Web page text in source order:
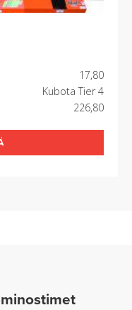
17,80
Kubota Tier 4
226,80